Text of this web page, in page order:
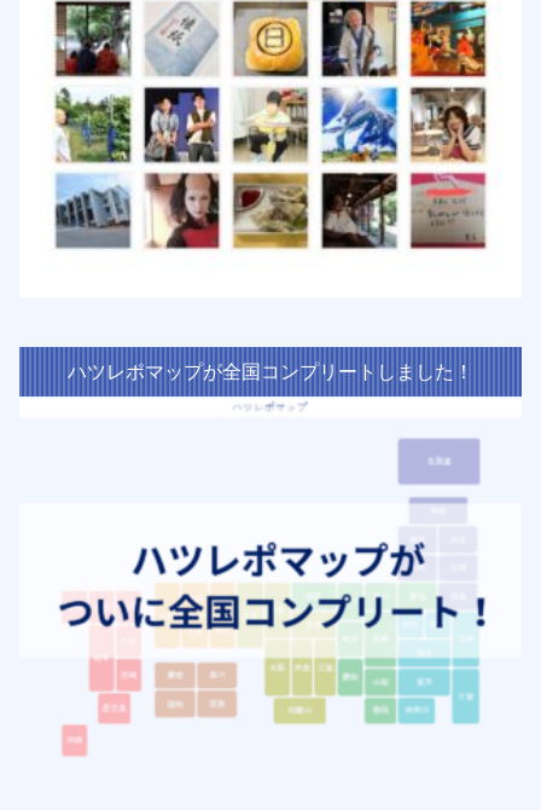
ハツレポマップが全国コンプリートしました！